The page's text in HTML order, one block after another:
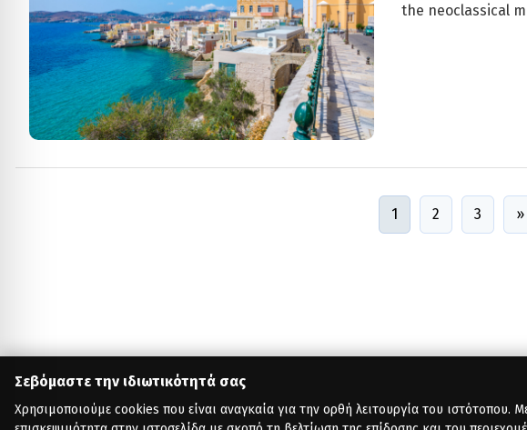
Σεβόμαστε την ιδιωτικότητά σας
Χρησιμοποιούμε cookies που είναι αναγκαία για την ορθή λειτουργία του ιστότοπου.
the neoclassical
1 2 3 »